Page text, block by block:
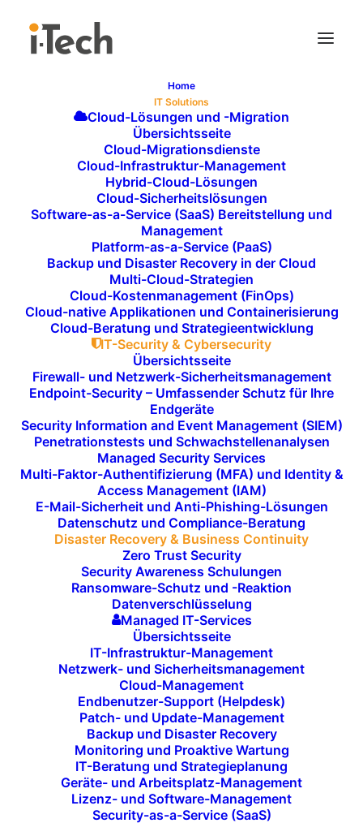
Home
IT Solutions
Cloud-Lösungen und -Migration
Übersichtsseite
Cloud-Migrationsdienste
Cloud-Infrastruktur-Management
Hybrid-Cloud-Lösungen
Cloud-Sicherheitslösungen
Software-as-a-Service (SaaS) Bereitstellung und
Management
Platform-as-a-Service (PaaS)
Backup und Disaster Recovery in der Cloud
Multi-Cloud-Strategien
Cloud-Kostenmanagement (FinOps)
Cloud-native Applikationen und Containerisierung
Cloud-Beratung und Strategieentwicklung
IT-Security & Cybersecurity
Übersichtsseite
Firewall- und Netzwerk-Sicherheitsmanagement
Endpoint-Security – Umfassender Schutz für Ihre
Endgeräte
Security Information and Event Management (SIEM)
Penetrationstests und Schwachstellenanalysen
Managed Security Services
Multi-Faktor-Authentifizierung (MFA) und Identity &
Access Management (IAM)
E-Mail-Sicherheit und Anti-Phishing-Lösungen
Datenschutz und Compliance-Beratung
Disaster Recovery & Business Continuity
Zero Trust Security
Security Awareness Schulungen
Ransomware-Schutz und -Reaktion
Datenverschlüsselung
Managed IT-Services
Übersichtsseite
IT-Infrastruktur-Management
Netzwerk- und Sicherheitsmanagement
Cloud-Management
Endbenutzer-Support (Helpdesk)
Patch- und Update-Management
Backup und Disaster Recovery
Monitoring und Proaktive Wartung
IT-Beratung und Strategieplanung
Geräte- und Arbeitsplatz-Management
Lizenz- und Software-Management
Security-as-a-Service (SaaS)
DISASTER RECOVERY
& BUSINESS CONTINUITY
– SICHERSTELLUNG IHRER
GESCHÄFTS-
KONTINUITÄT NACH
SICHERHEITS-
VORFÄLLEN
Im Falle eines Sicherheitsvorfalls oder eines IT-
Ausfalls ist es entscheidend, dass Ihr Unternehmen
schnell wieder einsatzbereit ist. Ein solider
Recovery -Plan und eineBusiness Continuity-
Strategiegewährleisten, dass Ihre Systeme nach
einem Vorfall schnell wiederhergestellt werden und
der Geschäftsbetrieb nahtlos weitergeht.i-Tech
bietet umfassendeDisaster Recovery– und
Business Continuity-Lösungen, die Ihnen helfen,
Ausfälle zu minimieren und Ihre IT-Infrastruktur
wiederherzustellen.
Unsere Lösungen stellen sicher, dass Ihr
Unternehmen auch im Ernstfall handlungsfähig bleibt,
indem wir für den Schutz und die Wiederherstellung
Ihrer kritischen IT-Ressourcen sorgen.
JETZT KONTAKT AUFNEHMEN